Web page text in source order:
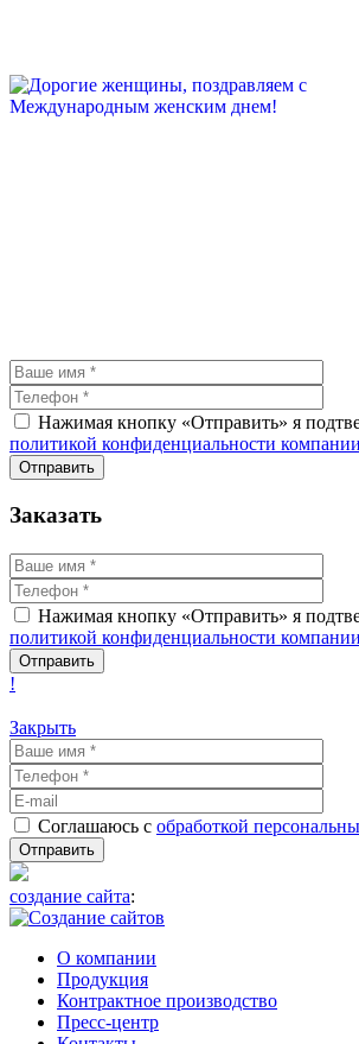
Нажимая кнопку «Отправить» я
политикой конфиденциальности
Заказать
Нажимая кнопку «Отправить» я
политикой конфиденциальности
!
Закрыть
Соглашаюсь с обработкой
создание сайта:
О компании
Продукция
Контрактное производство
Пресс-центр